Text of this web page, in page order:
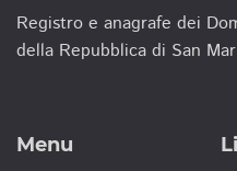
Registro e anagrafe dei
della Repubblica di San
Menu